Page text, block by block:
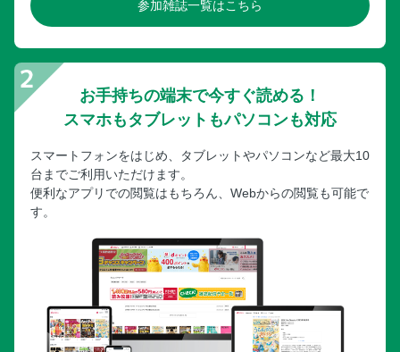
参加雑誌一覧はこちら
お手持ちの端末で今すぐ読める！
スマホもタブレットもパソコンも対応
スマートフォンをはじめ、タブレットやパソコンなど最大10
台までご利用いただけます。
便利なアプリでの閲覧はもちろん、Webからの閲覧も可能で
す。